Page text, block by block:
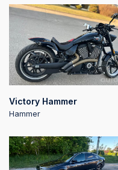
Victory Hammer
Hammer